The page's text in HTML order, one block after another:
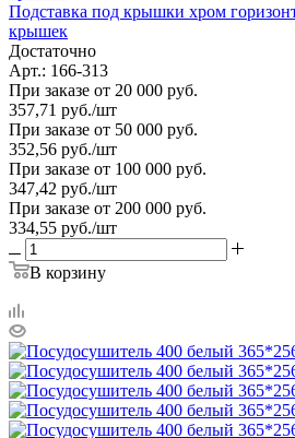
Подставка под крышки хром
крышек
Достаточно
Арт.: 166-313
При заказе от 20 000 руб.
357,71 руб./шт
При заказе от 50 000 руб.
352,56 руб./шт
При заказе от 100 000 руб.
347,42 руб./шт
При заказе от 200 000 руб.
334,55 руб./шт
В корзину